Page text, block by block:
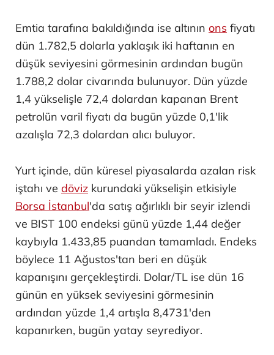
Emtia tarafına bakıldığında ise altının ons fiyatı
dün 1.782,5 dolarla yaklaşık iki haftanın en
düşük seviyesini görmesinin ardından bugün
1.788,2 dolar civarında bulunuyor. Dün yüzde
1,4 yükselişle 72,4 dolardan kapanan Brent
petrolün varil fiyatı da bugün yüzde 0,1'lik
azalışla 72,3 dolardan alıcı buluyor.
Yurt içinde, dün küresel piyasalarda azalan risk
iştahı ve döviz kurundaki yükselişin etkisiyle
Borsa İstanbul'da satış ağırlıklı bir seyir izlendi
ve BIST 100 endeksi günü yüzde 1,44 değer
kaybıyla 1.433,85 puandan tamamladı. Endeks
böylece 11 Ağustos'tan beri en düşük
kapanışını gerçekleştirdi. Dolar/TL ise dün 16
günün en yüksek seviyesini görmesinin
ardından yüzde 1,4 artışla 8,4731'den
kapanırken, bugün yatay seyrediyor.